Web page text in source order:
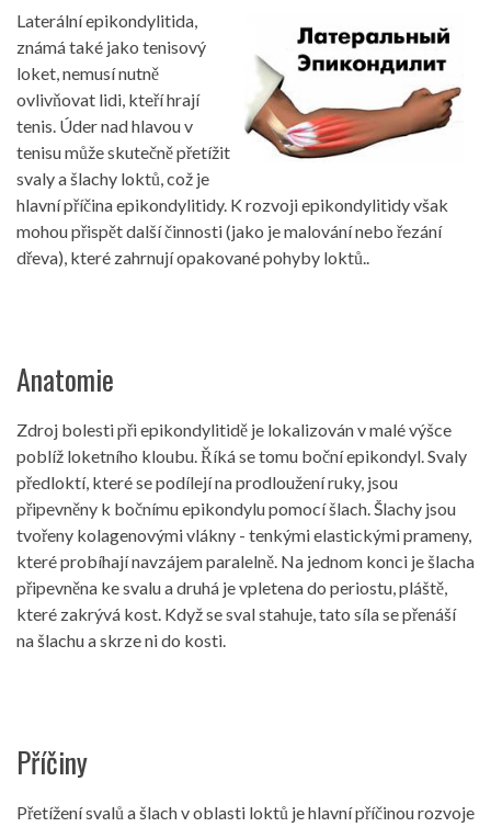
Laterální epikondylitida,
známá také jako tenisový
loket, nemusí nutně
ovlivňovat lidi, kteří hrají
tenis. Úder nad hlavou v
tenisu může skutečně přetížit
svaly a šlachy loktů, což je
hlavní příčina epikondylitidy. K rozvoji epikondylitidy však
mohou přispět další činnosti (jako je malování nebo řezání
dřeva), které zahrnují opakované pohyby loktů..
Anatomie
Zdroj bolesti při epikondylitidě je lokalizován v malé výšce
poblíž loketního kloubu. Říká se tomu boční epikondyl. Svaly
předloktí, které se podílejí na prodloužení ruky, jsou
připevněny k bočnímu epikondylu pomocí šlach. Šlachy jsou
tvořeny kolagenovými vlákny - tenkými elastickými prameny,
které probíhají navzájem paralelně. Na jednom konci je šlacha
připevněna ke svalu a druhá je vpletena do periostu, pláště,
které zakrývá kost. Když se sval stahuje, tato síla se přenáší
na šlachu a skrze ni do kosti.
Příčiny
Přetížení svalů a šlach v oblasti loktů je hlavní příčinou rozvoje